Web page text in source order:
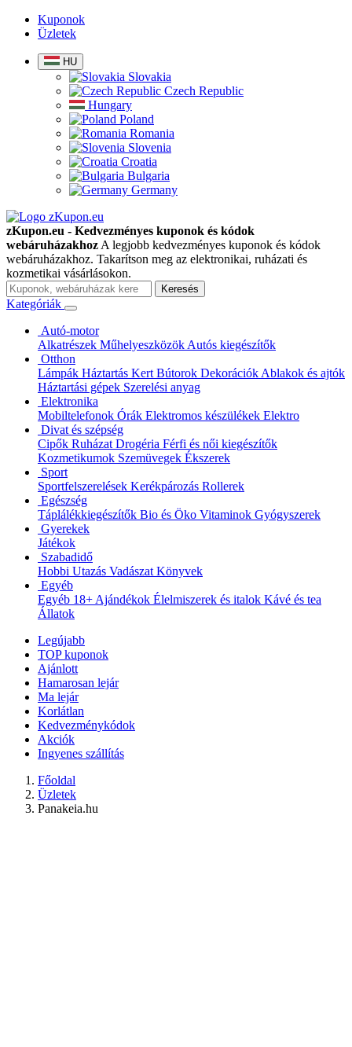
Kuponok
Üzletek
HU
Slovakia
Czech Republic
Hungary
Poland
Romania
Slovenia
Croatia
Bulgaria
Germany
zKupon.eu - Kedvezményes kuponok és kódok
webáruházakhoz A legjobb kedvezményes kuponok és kódok
webáruházakhoz. Takarítson meg az elektronikai, ruházati és
kozmetikai vásárlásokon.
Keresés
Kategóriák
Autó-motor
Alkatrészek Műhelyeszközök Autós kiegészítők
Otthon
Lámpák Háztartás Kert Bútorok Dekorációk Ablakok és ajtók
Háztartási gépek Szerelési anyag
Elektronika
Mobiltelefonok Órák Elektromos készülékek Elektro
Divat és szépség
Cipők Ruházat Drogéria Férfi és női kiegészítők
Kozmetikumok Szemüvegek Ékszerek
Sport
Sportfelszerelések Kerékpározás Rollerek
Egészség
Táplálékkiegészítők Bio és Öko Vitaminok Gyógyszerek
Gyerekek
Játékok
Szabadidő
Hobbi Utazás Vadászat Könyvek
Egyéb
Egyéb 18+ Ajándékok Élelmiszerek és italok Kávé és tea
Állatok
Legújabb
TOP kuponok
Ajánlott
Hamarosan lejár
Ma lejár
Korlátlan
Kedvezménykódok
Akciók
Ingyenes szállítás
Főoldal
Üzletek
Panakeia.hu